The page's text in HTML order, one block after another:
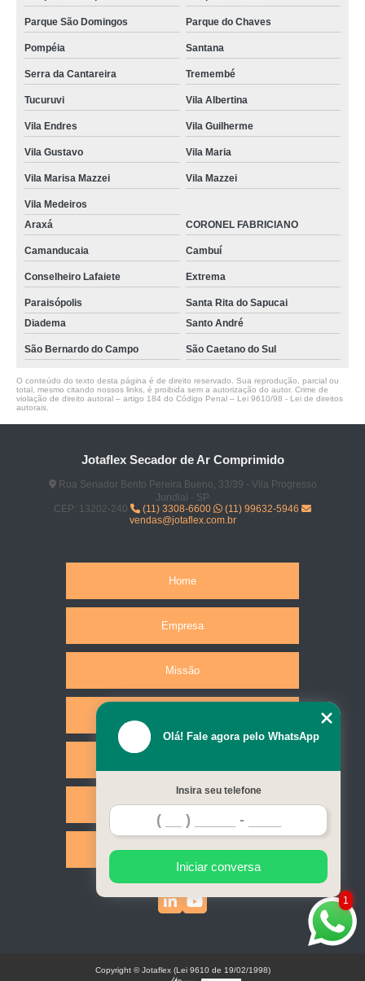
Parque São Domingos Parque do Chaves
Pompéia Santana
Serra da Cantareira Tremembé
Tucuruvi Vila Albertina
Vila Endres Vila Guilherme
Vila Gustavo Vila Maria
Vila Marisa Mazzei Vila Mazzei
Vila Medeiros
Araxá
CORONEL FABRICIANO
Camanducaia Cambuí
Conselheiro Lafaiete Extrema
Paraisópolis
Santa Rita do Sapucai
Diadema
Santo André
São Bernardo do Campo São Caetano do Sul
O conteúdo do texto desta página é de direito reservado. Sua reprodução, parcial ou
total, mesmo citando nossos links, é proibida sem a autorização do autor. Crime de
violação de direito autoral – artigo 184 do Código Penal – Lei 9610/98 - Lei de direitos
autorais
Jotaflex Secador de Ar Comprimido
Rua Senador Bento Pereira Bueno, 33/39 - Vila Progresso
Jundiaí - SP
CEP: 13202-240
(11) 3308-6600
(11) 99632-5946
vendas@jotaflex.com.br
Home
Empresa
Missão
Contato
Mapa do site
1
Olá! Fale agora pelo WhatsApp
Insira seu telefone
Iniciar conversa
Copyright © Jotaflex (Lei 9610 de 19/02/1998)